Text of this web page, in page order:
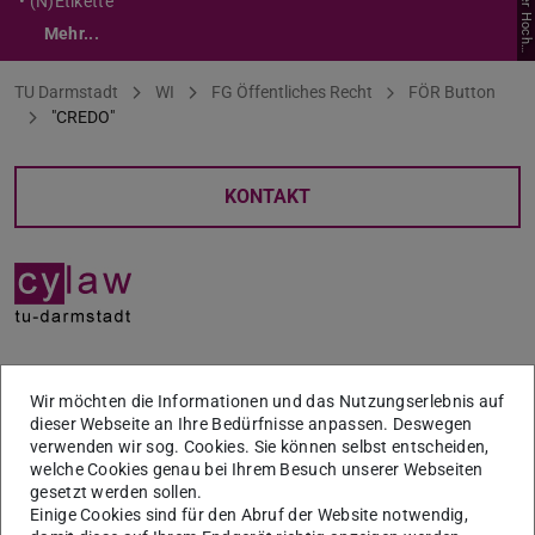
Mehr...
s
4
Sie befinden sich hier:
TU Darmstadt WI FG Öffentliches Recht
FÖR Button
"CREDO"
KONTAKT
AND FLOWERING IN WISDOM MAY BE THE SINGLE MOST
BEAUTIFUL EXPRESSION OF HUMANITY. FOR A
(WO)*MAN TO DEDICATE HIS (HER)* LIFE IN ITS
PURSUIT RINGS OF A CERTAIN NOBILITY (…)”**
Wir möchten die Informationen und das Nutzungserlebnis auf
dieser Webseite an Ihre Bedürfnisse anpassen. Deswegen
verwenden wir sog. Cookies. Sie können selbst entscheiden,
welche Cookies genau bei Ihrem Besuch unserer Webseiten
gesetzt werden sollen.
Einige Cookies sind für den Abruf der Website notwendig,